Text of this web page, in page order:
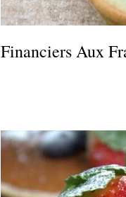
Financiers Aux